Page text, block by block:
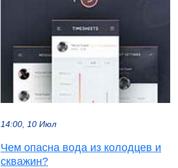
14:00, 10 Июл
Чем опасна вода из колодцев и
скважин?